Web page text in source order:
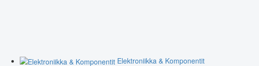
Elektroniikka & Komponentit